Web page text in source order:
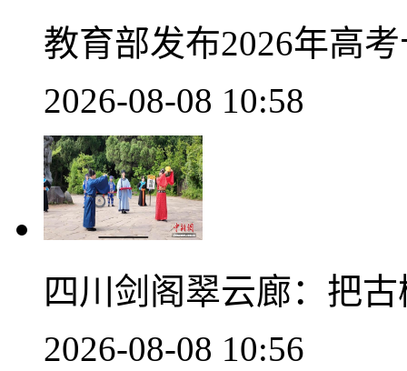
教育部发布2026年高
2026-08-08 10:58
四川剑阁翠云廊：把
2026-08-08 10:56